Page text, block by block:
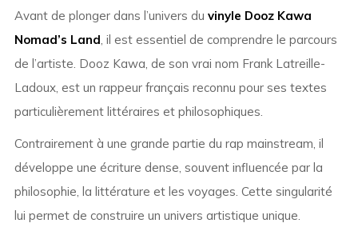
Avant de plonger dans l’univers du vinyle Dooz Kawa
Nomad’s Land, il est essentiel de comprendre le parcours
de l’artiste. Dooz Kawa, de son vrai nom Frank Latreille-
Ladoux, est un rappeur français reconnu pour ses textes
particulièrement littéraires et philosophiques.
Contrairement à une grande partie du rap mainstream, il
développe une écriture dense, souvent influencée par la
philosophie, la littérature et les voyages. Cette singularité
lui permet de construire un univers artistique unique.